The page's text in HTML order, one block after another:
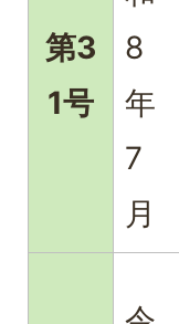
第3
1号
8
年
7
月